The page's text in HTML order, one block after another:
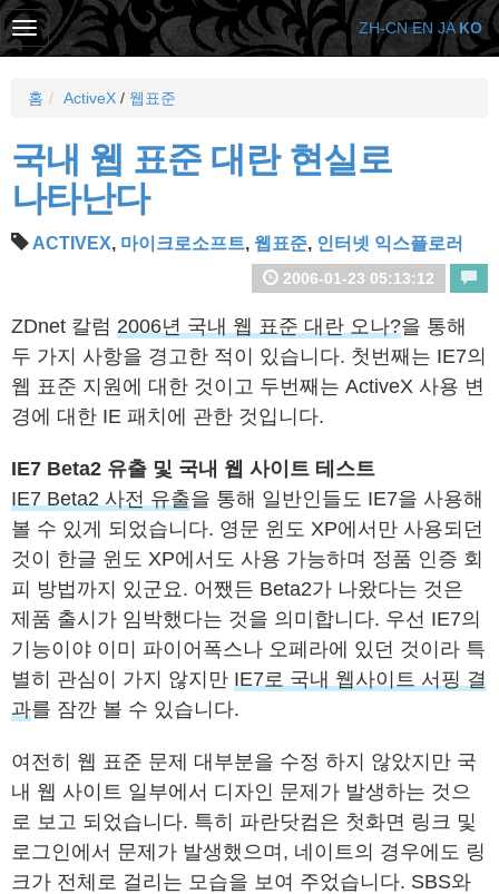
홈 ActiveX / 웹표준
국내 웹 표준 대란 현실로
나타난다
ACTIVEX, 마이크로소프트, 웹표준, 인터넷 익스플로러
2006-01-23 05:13:12
ZDnet 칼럼 2006년 국내 웹 표준 대란 오나?을 통해
두 가지 사항을 경고한 적이 있습니다. 첫번째는 IE7의
웹 표준 지원에 대한 것이고 두번째는 ActiveX 사용 변
경에 대한 IE 패치에 관한 것입니다.
IE7 Beta2 유출 및 국내 웹 사이트 테스트
IE7 Beta2 사전 유출을 통해 일반인들도 IE7을 사용해
볼 수 있게 되었습니다. 영문 윈도 XP에서만 사용되던
것이 한글 윈도 XP에서도 사용 가능하며 정품 인증 회
피 방법까지 있군요. 어쨌든 Beta2가 나왔다는 것은
제품 출시가 임박했다는 것을 의미합니다. 우선 IE7의
기능이야 이미 파이어폭스나 오페라에 있던 것이라 특
별히 관심이 가지 않지만 IE7로 국내 웹사이트 서핑 결
과를 잠깐 볼 수 있습니다.
여전히 웹 표준 문제 대부분을 수정 하지 않았지만 국
내 웹 사이트 일부에서 디자인 문제가 발생하는 것으
로 보고 되었습니다. 특히 파란닷컴은 첫화면 링크 및
로그인에서 문제가 발생했으며, 네이트의 경우에도 링
크가 전체로 걸리는 모습을 보여 주었습니다. SBS와
ZH-CN EN JA KO